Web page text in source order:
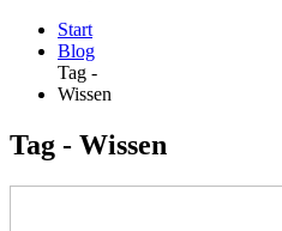
Start
Blog
Tag -
Wissen
Tag - Wissen